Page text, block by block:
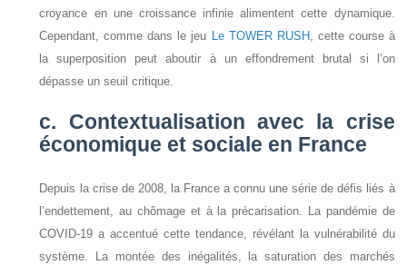
croyance en une croissance infinie alimentent cette dynamique.
Cependant, comme dans le jeu
Le TOWER RUSH
, cette course à
la superposition peut aboutir à un effondrement brutal si l’on
dépasse un seuil critique.
c. Contextualisation avec la crise
économique et sociale en France
Depuis la crise de 2008, la France a connu une série de défis liés à
l’endettement, au chômage et à la précarisation. La pandémie de
COVID-19 a accentué cette tendance, révélant la vulnérabilité du
système. La montée des inégalités, la saturation des marchés